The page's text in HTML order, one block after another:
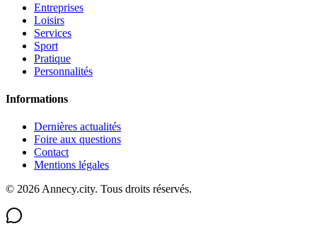
Entreprises
Loisirs
Services
Sport
Pratique
Personnalités
Informations
Dernières actualités
Foire aux questions
Contact
Mentions légales
© 2026 Annecy.city. Tous droits réservés.